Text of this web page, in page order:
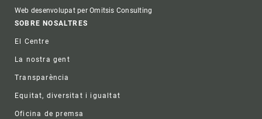
Web desenvolupat per Omitsis Consulting
Footer
SOBRE NOSALTRES
El Centre
La nostra gent
Transparència
Equitat, diversitat i igualtat
Oficina de premsa